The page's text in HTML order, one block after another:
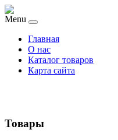
Menu
Главная
О нас
Каталог товаров
Карта сайта
Товары